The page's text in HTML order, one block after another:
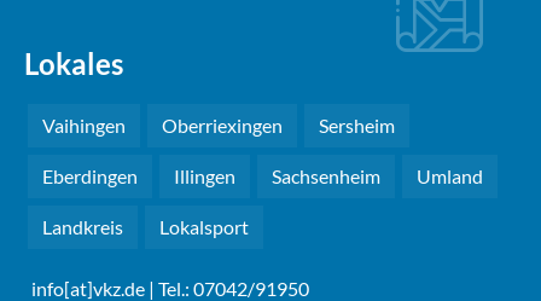
Lokales
Vaihingen Oberriexingen Sersheim
Eberdingen Illingen Sachsenheim Umland
Landkreis Lokalsport
info[at]vkz.de | Tel.: 07042/91950